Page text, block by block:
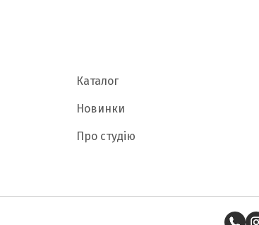
Каталог
Новинки
Про студію